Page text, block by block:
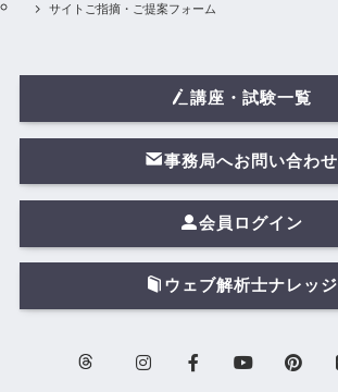
サイトご指摘・ご提案フォーム
講座・試験一覧
事務局へお問い合わせ
会員ログイン
ウェブ解析士ナレッジ